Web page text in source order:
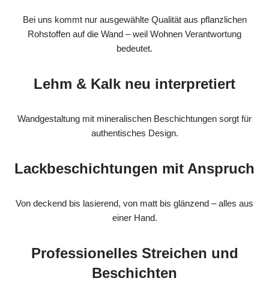
Bei uns kommt nur ausgewählte Qualität aus pflanzlichen
Rohstoffen auf die Wand – weil Wohnen Verantwortung
bedeutet.
Lehm & Kalk neu interpretiert
Wandgestaltung mit mineralischen Beschichtungen sorgt für
authentisches Design.
Lackbeschichtungen mit Anspruch
Von deckend bis lasierend, von matt bis glänzend – alles aus
einer Hand.
Professionelles Streichen und
Beschichten